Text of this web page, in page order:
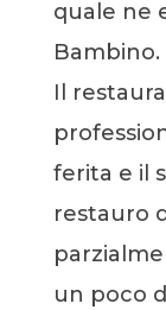
quale ne
Bambino.
Il
ferita e il
restauro
un poco